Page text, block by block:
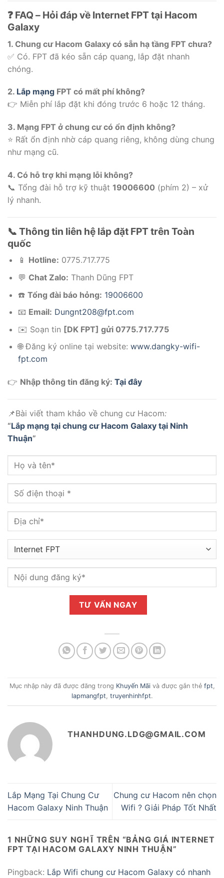
❓ FAQ – Hỏi đáp về Internet FPT tại Hacom
Galaxy
1. Chung cư Hacom Galaxy có sẵn hạ tầng FPT chưa?
✅ Có. FPT đã kéo sẵn cáp quang, lắp đặt nhanh
chóng.
2. Lắp mạng FPT có mất phí không?
👉 Miễn phí lắp đặt khi đóng trước 6 hoặc 12 tháng.
3. Mạng FPT ở chung cư có ổn định không?
⭐ Rất ổn định nhờ cáp quang riêng, không dùng chung
như mạng cũ.
4. Có hỗ trợ khi mạng lỗi không?
📞 Tổng đài hỗ trợ kỹ thuật 19006600 (phím 2) – xử
lý nhanh.
📞 Thông tin liên hệ lắp đặt FPT trên Toàn
quốc
📱 Hotline: 0775.717.775
💬 Chat Zalo: Thanh Dũng FPT
☎️ Tổng đài báo hỏng: 19006600
📧 Email: Dungnt208@fpt.com
✉️ Soạn tin [DK FPT] gửi 0775.717.775
🌐 Đăng ký online tại website: www.dangky-wifi-
fpt.com
👉 Nhập thông tin đăng ký: Tại đây
📌Bài viết tham khảo về chung cư Hacom:
“Lắp mạng tại chung cư Hacom Galaxy tại Ninh
Thuận”
Mục nhập này đã được đăng trong Khuyến Mãivà được gắn thẻ fpt,
lapmangfpt, truyenhinhfpt.
THANHDUNG.LDG@GMAIL.COM
Lắp Mạng Tại Chung Cư
Hacom Galaxy Ninh Thuận
Chung cư Hacom nên chọn
Wifi ? Giải Pháp Tốt Nhất
1 NHỮNG SUY NGHĨ TRÊN “BẢNG GIÁ INTERNET
FPT TẠI HACOM GALAXY NINH THUẬN”
Pingback: Lắp Wifi chung cư Hacom Galaxy có nhanh